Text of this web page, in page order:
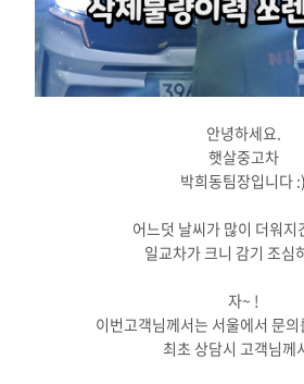
안녕하세요.
햇살중고차
박희동팀장입니다 :)
어느덧 날씨가 많이 더워지
일교차가 크니 감기 조심
자~ !
이번고객님께서는 서울에서 문
최초 상담시 고객님께